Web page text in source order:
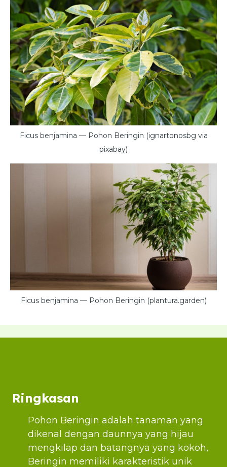
Ficus benjamina — Pohon Beringin (ignartonosbg via
pixabay)
Ficus benjamina — Pohon Beringin (plantura.garden)
Ringkasan
Pohon Beringin adalah tanaman yang
dikenal dengan daunnya yang hijau
mengkilap dan batangnya yang kokoh,
Beringin memiliki karakteristik unik